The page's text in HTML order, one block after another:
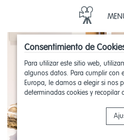
Consentimiento de
Para utilizar este sitio web,
algunos datos. Para cumplir con
Europa, le damos a elegir si nos
determinadas cookies y recopilar